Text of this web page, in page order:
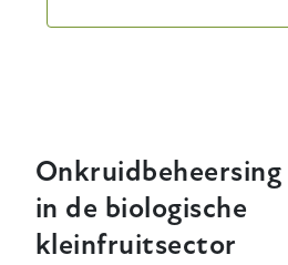
Onkruidbeheersing
in de biologische
kleinfruitsector